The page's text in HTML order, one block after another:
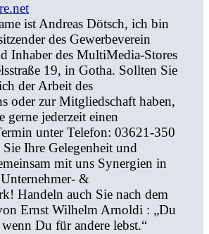
ist Andreas Dötsch, ich bin
des Gewerbeverein
Inhaber des MultiMedia-Stores
19, in Gotha. Sollten Sie
der Arbeit des
oder zur Mitgliedschaft haben,
gerne jederzeit einen
unter Telefon: 03621-350
Ihre Gelegenheit und
mit uns Synergien in
&
Handeln auch Sie nach dem
Ernst Wilhelm Arnoldi : „Du
Du für andere lebst.“